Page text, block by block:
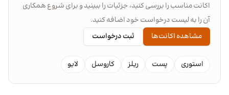
اکانت مناسب را بررسی کنید، جزئیات را ببینید و برای شروع همکاری
آن را به لیست درخواست خود اضافه کنید.
مشاهده اکانت‌ها
ثبت درخواست
استوری پست ریلز کاروسل لایو